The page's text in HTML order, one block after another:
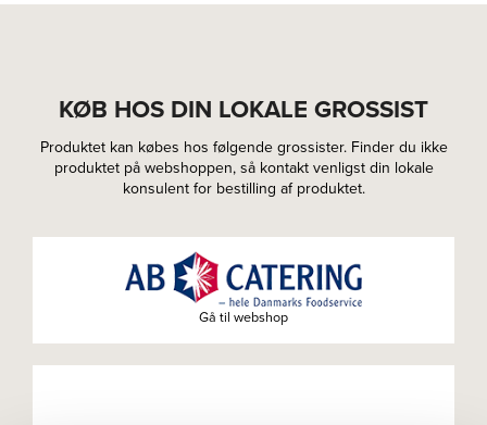
KØB HOS DIN LOKALE GROSSIST
Produktet kan købes hos følgende grossister. Finder du ikke
produktet på webshoppen, så kontakt venligst din lokale
konsulent for bestilling af produktet.
Gå til webshop